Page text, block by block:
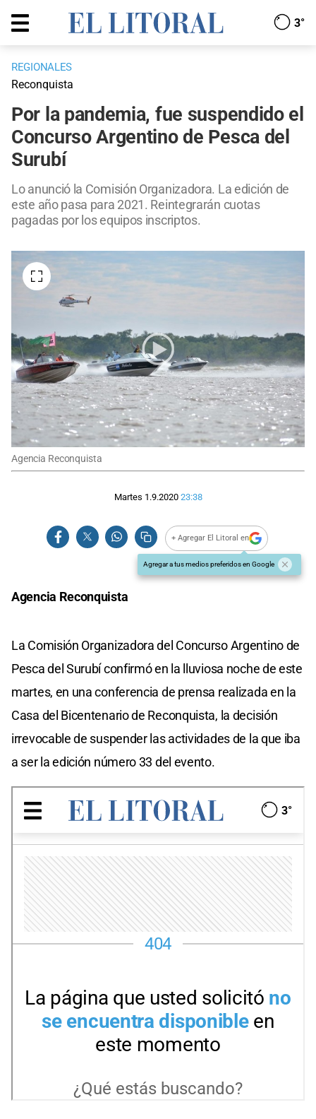
3°
REGIONALES
Reconquista
Por la pandemia, fue suspendido el
Concurso Argentino de Pesca del
Surubí
Lo anunció la Comisión Organizadora. La edición de
este año pasa para 2021. Reintegrarán cuotas
pagadas por los equipos inscriptos.
Agencia Reconquista
Martes 1.9.2020 23:38
+ Agregar El Litoral en
Agregar a tus medios preferidos en Google
Agencia Reconquista
La Comisión Organizadora del Concurso Argentino de
Pesca del Surubí confirmó en la lluviosa noche de este
martes, en una conferencia de prensa realizada en la
Casa del Bicentenario de Reconquista, la decisión
irrevocable de suspender las actividades de la que iba
a ser la edición número 33 del evento.